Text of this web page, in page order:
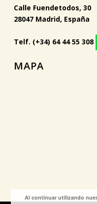
Calle Fuendetodos, 30
28047 Madrid, España
Telf. (+34) 64 44 55 308
MAPA
Al continuar utilizando